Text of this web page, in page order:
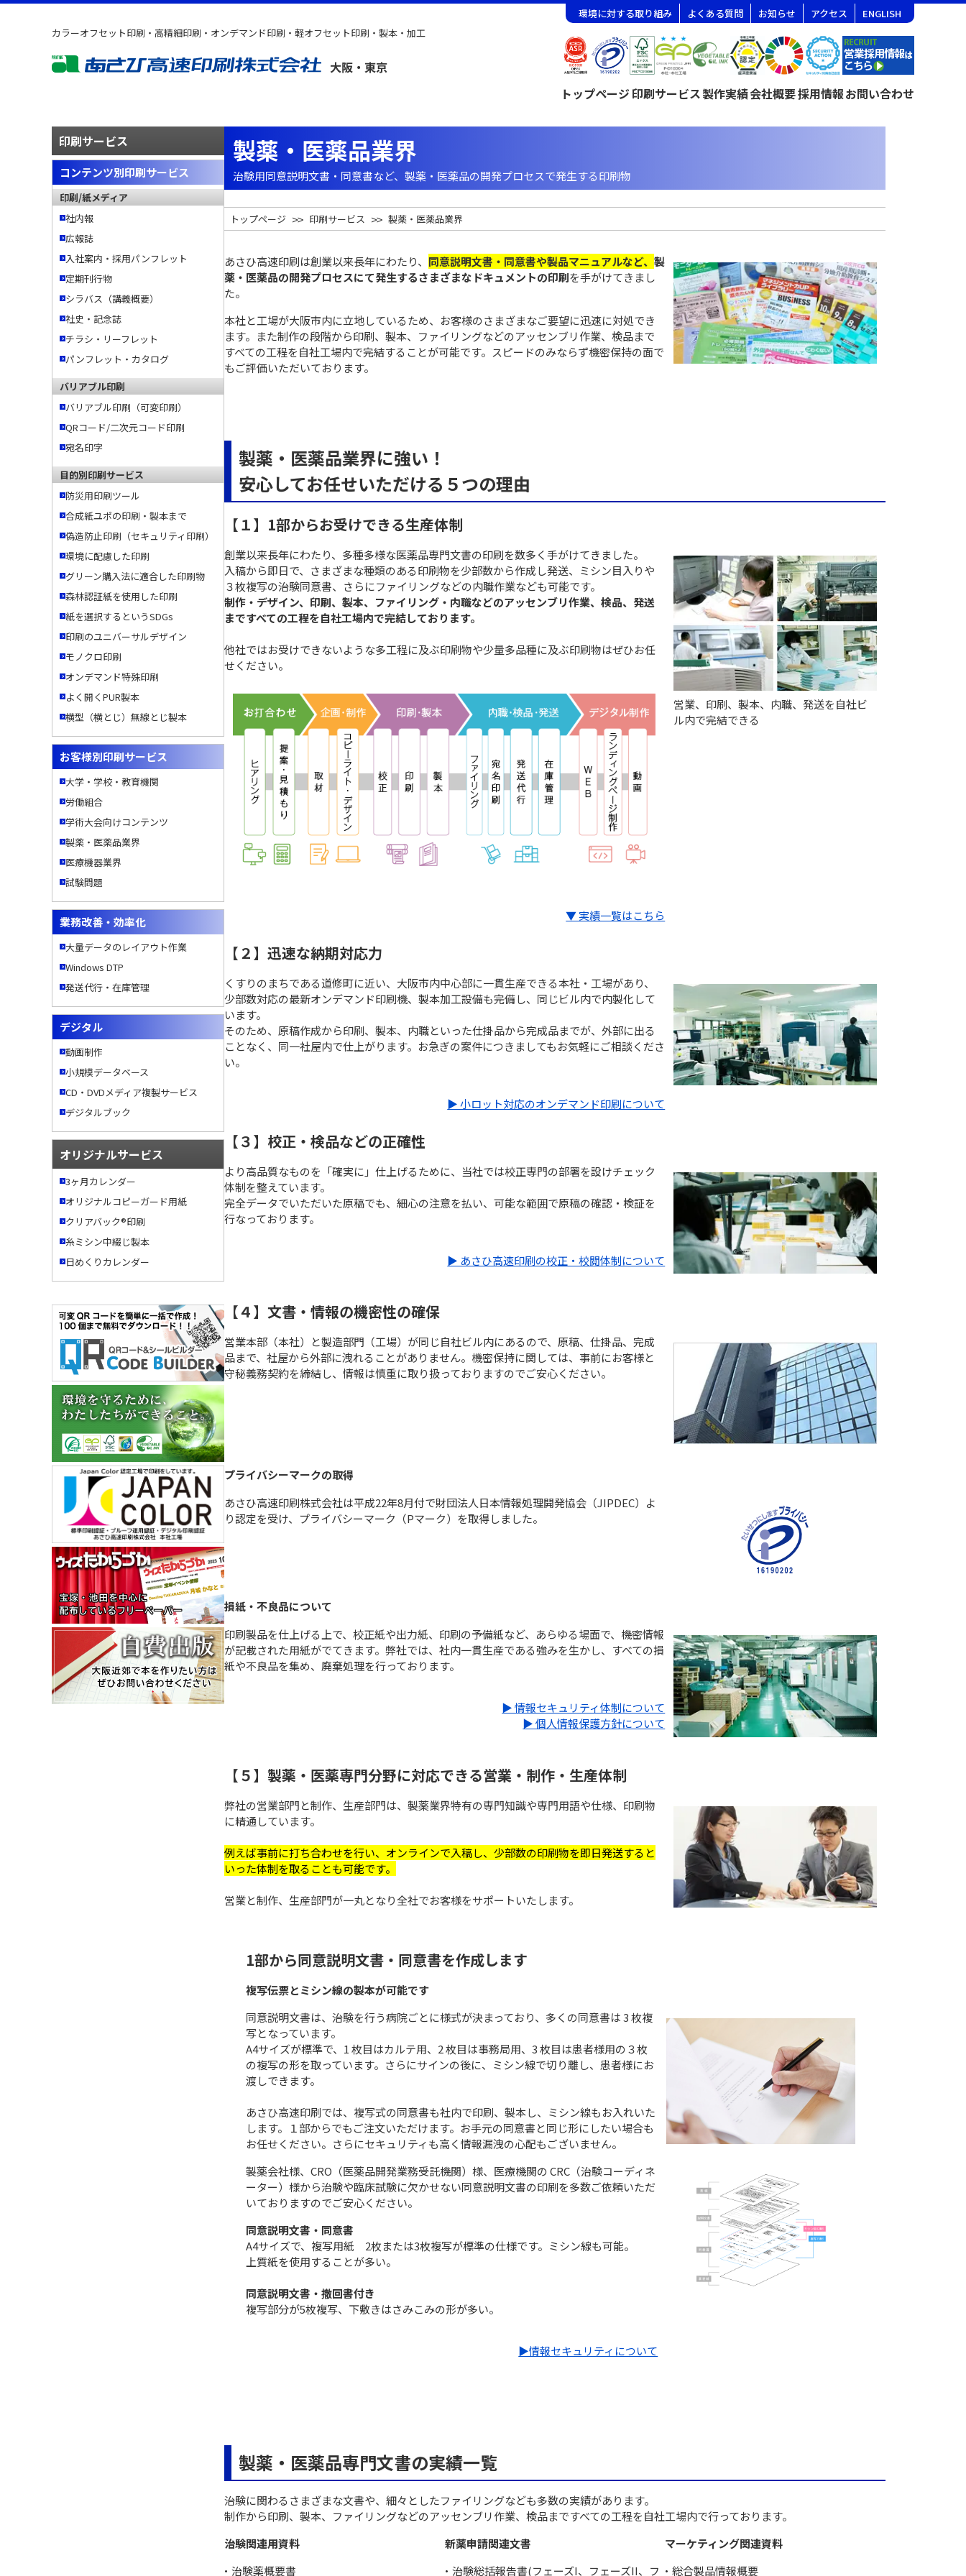
環境に対する取り組み よくある質問 お知らせ アクセス
ENGLISH
カラーオフセット印刷・高精細印刷・オンデマンド印刷・軽オフセット印刷・製本・加工
トップページ印刷サービス製作実績会社概要採用情報お問い合わせ
印刷サービス
お客様別印刷サービス
大学・学校・教育機関
労働組合
学術大会向けコンテンツ
製薬・医薬品業界
医療機器業界
試験問題
業務改善・効率化
大量データのレイアウト作業
Windows DTP
発送代行・在庫管理
デジタル
動画制作
小規模データベース
CD・DVDメディア複製サービス
デジタルブック
コンテンツ別印刷サービス
印刷/紙メディア
社内報
広報誌
入社案内・採用パンフレット
定期刊行物
シラバス（講義概要）
社史・記念誌
チラシ・リーフレット
パンフレット・カタログ
バリアブル印刷
バリアブル印刷（可変印刷）
QRコード/二次元コード印刷
宛名印字
目的別印刷サービス
防災用印刷ツール
合成紙ユポの印刷・製本まで
偽造防止印刷（セキュリティ印刷）
環境に配慮した印刷
グリーン購入法に適合した印刷物
森林認証紙を使用した印刷
紙を選択するというSDGs
印刷のユニバーサルデザイン
モノクロ印刷
オンデマンド特殊印刷
よく開くPUR製本
横型（横とじ）無線とじ製本
オリジナルサービス
3ヶ月カレンダー
オリジナルコピーガード用紙
クリアバック®印刷
糸ミシン中綴じ製本
日めくりカレンダー
製薬・医薬品業界
治験用同意説明文書・同意書など、製薬・医薬品の開発プロセスで発生する印刷物
トップページ 印刷サービス 製薬・医薬品業界
あさひ高速印刷は創業以来長年にわたり、 同意説明文書・同意書や製品マニュアルなど、 製
薬・医薬品の開発プロセスにて発生するさまざまなドキュメントの印刷を手がけてきまし
た。
本社と工場が大阪市内に立地しているため、お客様のさまざまなご要望に迅速に対処でき
ます。また制作の段階から印刷、製本、ファイリングなどのアッセンブリ作業、検品まで
すべての工程を自社工場内で完結することが可能です。スピードのみならず機密保持の面で
もご評価いただいております。
製薬・医薬品業界に強い！
安心してお任せいただける５つの理由
【１】1部からお受けできる生産体制
創業以来長年にわたり、多種多様な医薬品専門文書の印刷を数多く手がけてきました。
入稿から即日で、さまざまな種類のある印刷物を少部数から作成し発送、ミシン目入りや
３枚複写の治験同意書、さらにファイリングなどの内職作業なども可能です。
制作・デザイン、印刷、製本、ファイリング・内職などのアッセンブリ作業、検品、発送
まですべての工程を自社工場内で完結しております。
他社ではお受けできないような多工程に及ぶ印刷物や少量多品種に及ぶ印刷物はぜひお任
せください。
▼ 実績一覧はこちら
営業、印刷、製本、内職、発送を自社ビ
ル内で完結できる
【２】迅速な納期対応力
くすりのまちである道修町に近い、大阪市内中心部に一貫生産できる本社・工場があり、
少部数対応の最新オンデマンド印刷機、製本加工設備も完備し、同じビル内で内製化して
います。
そのため、原稿作成から印刷、製本、内職といった仕掛品から完成品までが、外部に出る
ことなく、同一社屋内で仕上がります。お急ぎの案件につきましてもお気軽にご相談くださ
い。
▶ 小ロット対応のオンデマンド印刷について
【３】校正・検品などの正確性
より高品質なものを「確実に」仕上げるために、当社では校正専門の部署を設けチェック
体制を整えています。
完全データでいただいた原稿でも、細心の注意を払い、可能な範囲で原稿の確認・検証を
行なっております。
▶ あさひ高速印刷の校正・校閲体制について
【４】文書・情報の機密性の確保
営業本部（本社）と製造部門（工場）が同じ自社ビル内にあるので、原稿、仕掛品、完成
品まで、社屋から外部に洩れることがありません。機密保持に関しては、事前にお客様と
守秘義務契約を締結し、情報は慎重に取り扱っておりますのでご安心ください。
プライバシーマークの取得
あさひ高速印刷株式会社は平成22年8月付で財団法人日本情報処理開発協会（JIPDEC）よ
り認定を受け、プライバシーマーク（Pマーク）を取得しました。
損紙・不良品について
印刷製品を仕上げる上で、校正紙や出力紙、印刷の予備紙など、あらゆる場面で、機密情報
が記載された用紙がでてきます。弊社では、社内一貫生産である強みを生かし、すべての損
紙や不良品を集め、廃棄処理を行っております。
▶ 情報セキュリティ体制について
▶ 個人情報保護方針について
【５】製薬・医薬専門分野に対応できる営業・制作・生産体制
弊社の営業部門と制作、生産部門は、製薬業界特有の専門知識や専門用語や仕様、印刷物
に精通しています。
例えば事前に打ち合わせを行い、オンラインで入稿し、少部数の印刷物を即日発送すると
いった体制を取ることも可能です。
営業と制作、生産部門が一丸となり全社でお客様をサポートいたします。
1部から同意説明文書・同意書を作成します
複写伝票とミシン線の製本が可能です
同意説明文書は、治験を行う病院ごとに様式が決まっており、多くの同意書は 3 枚複
写となっています。
A4サイズが標準で、1 枚目はカルテ用、2 枚目は事務局用、3 枚目は患者様用の３枚
の複写の形を取っています。さらにサインの後に、ミシン線で切り離し、患者様にお
渡しできます。
あさひ高速印刷では、複写式の同意書も社内で印刷、製本し、ミシン線もお入れいた
します。１部からでもご注文いただけます。お手元の同意書と同じ形にしたい場合も
お任せください。さらにセキュリティも高く情報漏洩の心配もございません。
製薬会社様、CRO（医薬品開発業務受託機関）様、医療機関の CRC（治験コーディネ
ーター）様から治験や臨床試験に欠かせない同意説明文書の印刷を多数ご依頼いただ
いておりますのでご安心ください。
同意説明文書・同意書
A4サイズで、複写用紙 2枚または3枚複写が標準の仕様です。ミシン線も可能。
上質紙を使用することが多い。
同意説明文書・撤回書付き
複写部分が5枚複写、下敷きはさみこみの形が多い。
▶︎情報セキュリティについて
製薬・医薬品専門文書の実績一覧
治験に関わるさまざまな文書や、細々としたファイリングなども多数の実績があります。
制作から印刷、製本、ファイリングなどのアッセンブリ作業、検品まですべての工程を自社工場内で行っております。
治験関連用資料
治験薬概要書
新薬申請関連文書
治験総括報告書(フェーズI、フェーズII、フ
マーケティング関連資料
総合製品情報概要